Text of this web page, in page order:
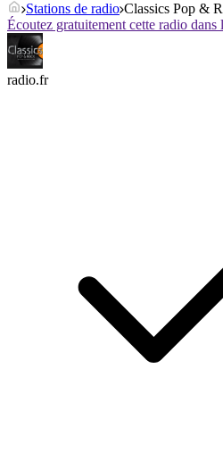
Stations de radio Classics Pop &
Écoutez gratuitement cette radio dans
radio.fr